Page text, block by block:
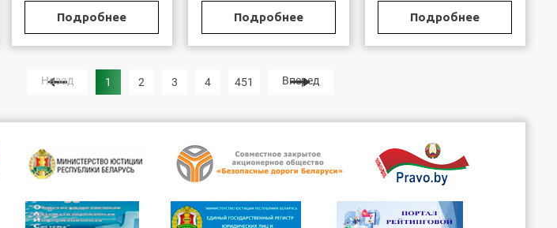
юстиции
Брестского
облисполкома и
Брестского
филиала РУП
Подробнее Подробнее Подробнее
Назад 1 2 3 4 451 Вперед